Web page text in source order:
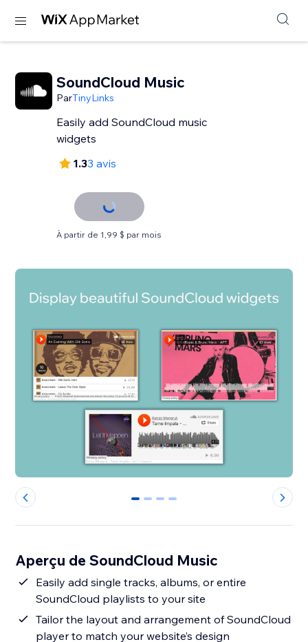
SoundCloud Music
ParTinyLinks
Easily add SoundCloud music
widgets
1.33 avis
À partir de 1,99 $ par mois
0 1 2 3
Aperçu de SoundCloud Music
Easily add single tracks, albums, or entire
SoundCloud playlists to your site
Tailor the layout and arrangement of SoundCloud
player to match your website’s design